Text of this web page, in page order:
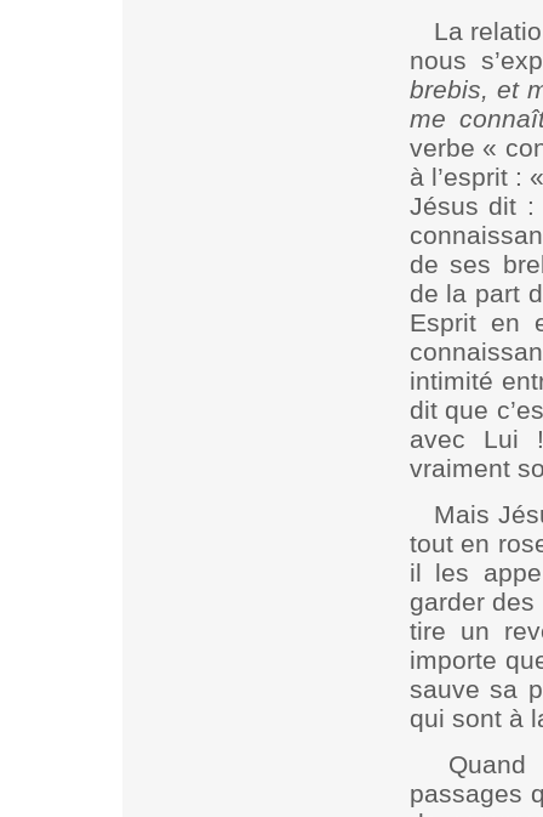
La
nous
brebis, et
me
verbe «
à l’esprit :
Jésus dit
de ses
de la part
Esprit en
intimité
dit que
avec Lui
vraiment
Mais
tout en
il les
garder
tire un
importe
sauve sa
qui sont à
passages